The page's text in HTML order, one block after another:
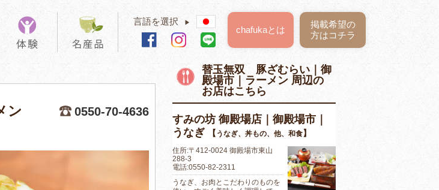
言語を選択 ▶
掲載希望の
方はコチラ
chafukaとは
ン 0550-70-4636
替玉無双 豚ざむらい｜御
殿場市｜ラーメン 周辺の
お店はこちら
すみの坊 御殿場店｜御殿場市｜
うなぎ
【 うなぎ、丼もの、他、和食】
住所:〒412-0024 御殿場市東山
288-3
電話:0550-82-2311
うなぎ、お肉とこだわりのものを